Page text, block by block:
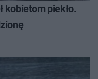
kobietom piekło.